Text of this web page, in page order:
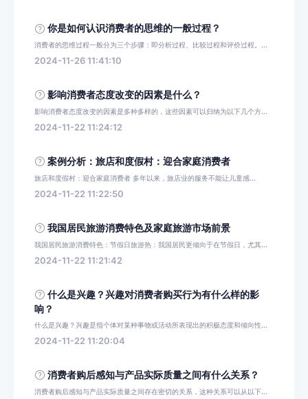
你是如何认识消费者的思维的一般过程？
消费者的思维过程一般分为三个步骤：即分析过程、比较过程和评价过程。...
2024-11-26 11:41:10
影响消费者态度改变的因素是什么？
影响消费者态度改变的因素是多种多样的，这些因素可以归纳为以下几个方...
2024-11-22 11:24:12
案例分析：旅店和度假村：迎合家庭消费者
旅店和度假村：迎合家庭消费者 多年以来，旅店业的服务不能让儿童感...
2024-11-22 11:22:50
我国居民旅游消费特色及家庭旅游市场前景
我国居民旅游消费特色：节假日旅游热：我国居民更倾向于在节假日，尤其...
2024-11-22 11:21:42
什么是兴趣？兴趣对消费者购买行为有什么样的影
响？
什么是兴趣？兴趣是指个体对某种事物或活动所表现出的积极态度和倾向性...
2024-11-22 11:20:04
消费者购后感知与产品实际质量之间有什么关系？
消费者购后感知与产品实际质量之间存在密切的关系，这种关系可以从以下...